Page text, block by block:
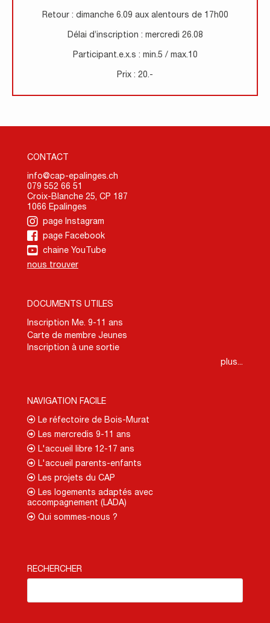
Retour : dimanche 6.09 aux alentours de 17h00
Délai d’inscription : mercredi 26.08
Participant.e.x.s : min.5 / max.10
Prix : 20.-
CONTACT
info@cap-epalinges.ch
079 552 66 51
Croix-Blanche 25, CP 187
1066 Epalinges
page Instagram
page Facebook
chaine YouTube
nous trouver
DOCUMENTS UTILES
Inscription Me. 9-11 ans
Carte de membre Jeunes
Inscription à une sortie
plus...
NAVIGATION FACILE
Le réfectoire de Bois-Murat
Les mercredis 9-11 ans
L'accueil libre 12-17 ans
L'accueil parents-enfants
Les projets du CAP
Les logements adaptés avec
accompagnement (LADA)
Qui sommes-nous ?
RECHERCHER